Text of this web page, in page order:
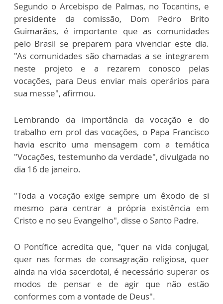
Segundo o Arcebispo de Palmas, no Tocantins, e
presidente da comissão, Dom Pedro Brito
Guimarães, é importante que as comunidades
pelo Brasil se preparem para vivenciar este dia.
"As comunidades são chamadas a se integrarem
neste projeto e a rezarem conosco pelas
vocações, para Deus enviar mais operários para
sua messe", afirmou.
Lembrando da importância da vocação e do
trabalho em prol das vocações, o Papa Francisco
havia escrito uma mensagem com a temática
"Vocações, testemunho da verdade", divulgada no
dia 16 de janeiro.
"Toda a vocação exige sempre um êxodo de si
mesmo para centrar a própria existência em
Cristo e no seu Evangelho", disse o Santo Padre.
O Pontífice acredita que, "quer na vida conjugal,
quer nas formas de consagração religiosa, quer
ainda na vida sacerdotal, é necessário superar os
modos de pensar e de agir que não estão
conformes com a vontade de Deus".